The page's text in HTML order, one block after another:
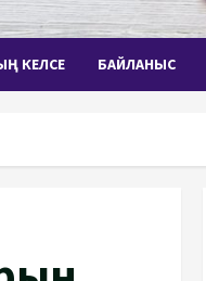
КЕЛСЕ БАЙЛАНЫС